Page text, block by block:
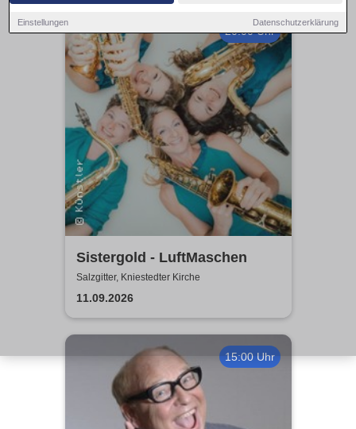
Einstellungen Datenschutzerklärung
20:00 Uhr
Sistergold - LuftMaschen
Salzgitter, Kniestedter Kirche
11.09.2026
15:00 Uhr